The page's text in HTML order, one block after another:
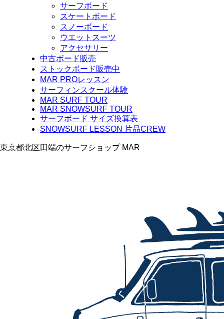
サーフボード
スケートボード
スノーボード
ウエットスーツ
アクセサリー
中古ボード販売
ストックボード販売中
MAR PROレッスン
サーフィンスクール体験
MAR SURF TOUR
MAR SNOWSURF TOUR
サーフボード サイズ換算表
SNOWSURF LESSON 片品CREW
東京都北区田端のサーフショップ MAR